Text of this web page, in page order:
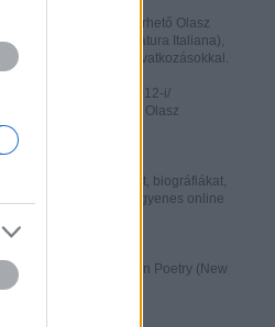
ingyenesen hozzáférhető Olasz
e (Storia della Letteratura Italiana),
és hiperhivatkozásokkal.
boll900/numeri/2012-i/
A Bolognai Egyetem Olasz
folyóirata.
olasz irodalmi műveket, biográfiákat,
bemutató, ingyenes online
Journal of Italian Poetry (New